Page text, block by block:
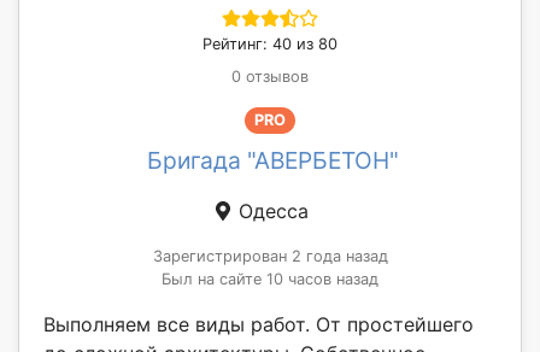
Рейтинг: 40 из 80
0 отзывов
PRO
Бригада "АВЕРБЕТОН"
Одесса
Зарегистрирован 2 года назад
Был на сайте 10 часов назад
Выполняем все виды работ. От простейшего